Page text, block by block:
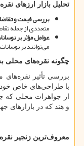
تحلیل بازار ارزهای
بررسی قیمت و
متعددی از جمله
عوامل مؤثر بر
میتوانند بر
چگونه نقرههای محلی
بررسی تأثیر نقرههای
با طراحیهای خاص خود
از جواهرات محلی که
و هند که در بازارهای
معروفترین زنجیر نقره